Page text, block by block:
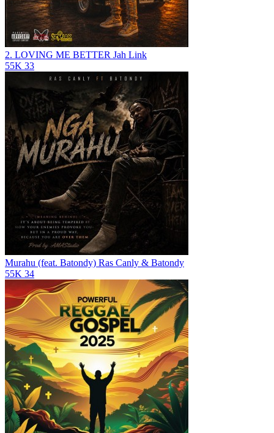
2. LOVING ME BETTER Jah Link
55K 33
Murahu (feat. Batondy) Ras Canly & Batondy
55K 34